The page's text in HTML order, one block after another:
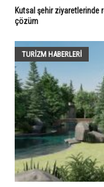
Kutsal şehir ziyaretlerinde
çözüm
TURIZM HABERLERI